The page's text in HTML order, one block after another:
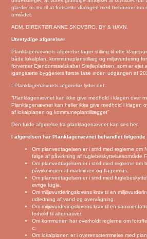
glæder os nu til at fortsætte dialogen med beboerne om
området.
ADM. DIREKTØR ANNE SKOVBRO, BY & HAVN.
Utvetydige afgørelser
Planklagenævnets afgørelse tager stilling til otte
både lokalplan, kommuneplanstillæg og miljøvurdering
forventer Ejendomsselskabet Stejlepladsen, som er ejet
igangsætte byggeriets første fase inden udgangen af
I Planklagenævnets afgørelse lyder det:
”Planklagenævnet kan ikke give medhold i klagen over
Planklagenævnet kan heller ikke give medhold i klagen
af lokalplanen og kommuneplantillægget”
Den fulde afgørelse fra planklagenævnet kan ses her.
I afgørelsen har Planklagenævnet behandlet
Om planvedtagelsen er i strid med reglerne om
følge af påvirkning af fuglebeskyttelsesområde
Om planvedtagelsen er i strid med reglerne om
påvirkningen af markfirben og flagermus.
Om planvedtagelsen er i strid med
øvrige fugle.
Om miljøvurderingslovens krav til en
udledning af vand og overvågning.
Om miljøvurderingslovens krav til en
forhold til alternativer.
Om kommunen har overholdt reglerne om
c.
Om lokalplanen er i overensstemmelse med